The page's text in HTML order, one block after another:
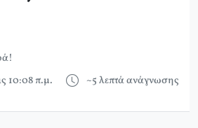
10:08 π.μ.
~5 λεπτά ανάγνωσης